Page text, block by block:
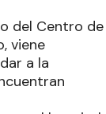
del Centro de
viene
a la